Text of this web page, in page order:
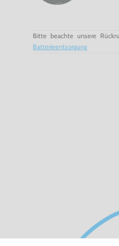
Bitte beachte unsere
Batterieentsorgung